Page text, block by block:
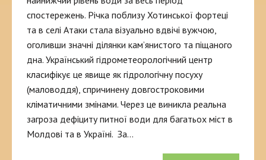
спостережень. Річка поблизу Хотинської фортеці
та в селі Атаки стала візуально вдвічі вужчою,
оголивши значні ділянки кам’янистого та піщаного
дна. Український гідрометеорологічний центр
класифікує це явище як гідрологічну посуху
(маловоддя), спричинену довгостроковими
кліматичними змінами. Через це виникла реальна
загроза дефіциту питної води для багатьох міст в
Молдові та в Україні. За…